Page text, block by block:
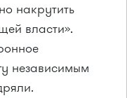
накрутить
власти».
независимым